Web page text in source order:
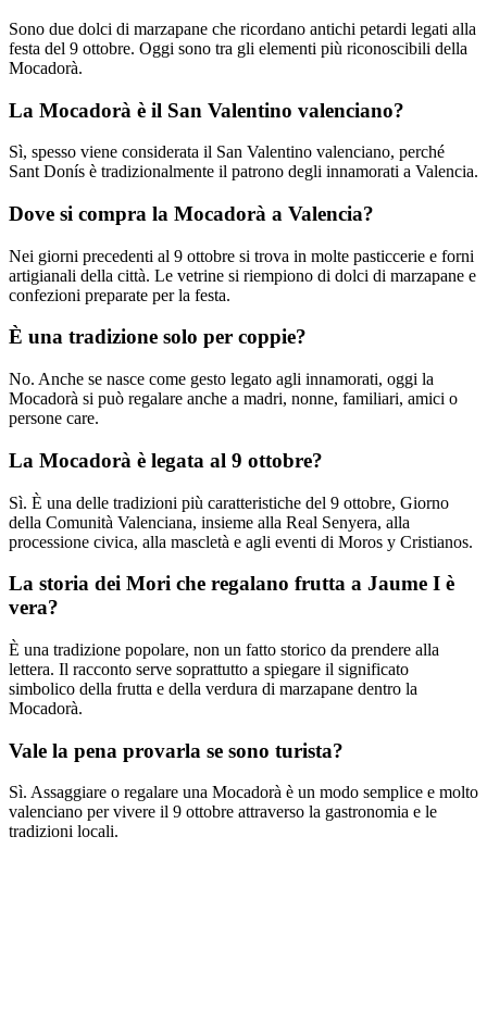
Sono due dolci di marzapane che ricordano antichi petardi legati alla
festa del 9 ottobre. Oggi sono tra gli elementi più riconoscibili della
Mocadorà.
La Mocadorà è il San Valentino valenciano?
Sì, spesso viene considerata il San Valentino valenciano, perché
Sant Donís è tradizionalmente il patrono degli innamorati a Valencia.
Dove si compra la Mocadorà a Valencia?
Nei giorni precedenti al 9 ottobre si trova in molte pasticcerie e forni
artigianali della città. Le vetrine si riempiono di dolci di marzapane e
confezioni preparate per la festa.
È una tradizione solo per coppie?
No. Anche se nasce come gesto legato agli innamorati, oggi la
Mocadorà si può regalare anche a madri, nonne, familiari, amici o
persone care.
La Mocadorà è legata al 9 ottobre?
Sì. È una delle tradizioni più caratteristiche del 9 ottobre, Giorno
della Comunità Valenciana, insieme alla Real Senyera, alla
processione civica, alla mascletà e agli eventi di Moros y Cristianos.
La storia dei Mori che regalano frutta a Jaume I è
vera?
È una tradizione popolare, non un fatto storico da prendere alla
lettera. Il racconto serve soprattutto a spiegare il significato
simbolico della frutta e della verdura di marzapane dentro la
Mocadorà.
Vale la pena provarla se sono turista?
Sì. Assaggiare o regalare una Mocadorà è un modo semplice e molto
valenciano per vivere il 9 ottobre attraverso la gastronomia e le
tradizioni locali.